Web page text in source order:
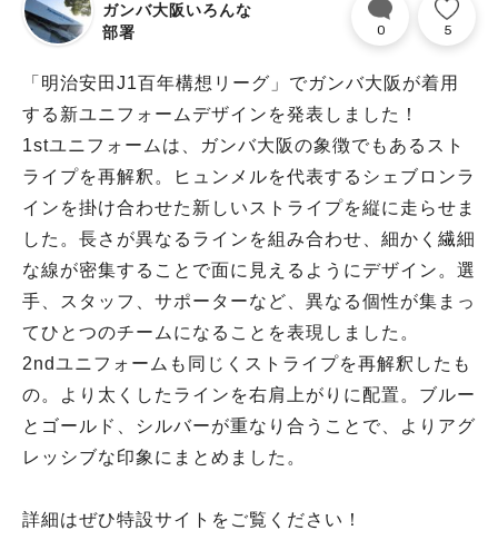
ガンバ大阪いろんな
部署
0 5
「明治安田J1百年構想リーグ」でガンバ大阪が着用
する新ユニフォームデザインを発表しました！
1stユニフォームは、ガンバ大阪の象徴でもあるスト
ライプを再解釈。ヒュンメルを代表するシェブロンラ
インを掛け合わせた新しいストライプを縦に走らせま
した。長さが異なるラインを組み合わせ、細かく繊細
な線が密集することで面に見えるようにデザイン。選
手、スタッフ、サポーターなど、異なる個性が集まっ
てひとつのチームになることを表現しました。
2ndユニフォームも同じくストライプを再解釈したも
の。より太くしたラインを右肩上がりに配置。ブルー
とゴールド、シルバーが重なり合うことで、よりアグ
レッシブな印象にまとめました。
詳細はぜひ特設サイトをご覧ください！